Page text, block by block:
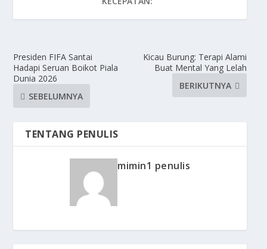
Presiden FIFA Santai
Hadapi Seruan Boikot Piala
Dunia 2026
SEBELUMNYA
Kicau Burung: Terapi Alami
Buat Mental Yang Lelah
BERIKUTNYA
TENTANG PENULIS
mimin1 penulis